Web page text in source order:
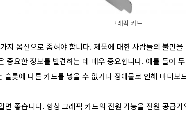
그래픽 카드
지 옵션으로 좁혀야 합니다. 제품에 대한 사람들의 불만
중요한 정보를 발견하는 데 매우 중요합니다. 예를 들어
슬롯에 다른 카드를 넣을 수 없거나 장애물로 인해 마더보
면 좋습니다. 항상 그래픽 카드의 전원 기능을 전원 공급